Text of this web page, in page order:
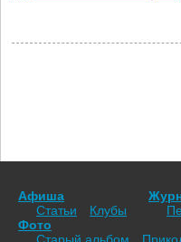
Афиша
Статьи
Клубы
Фото